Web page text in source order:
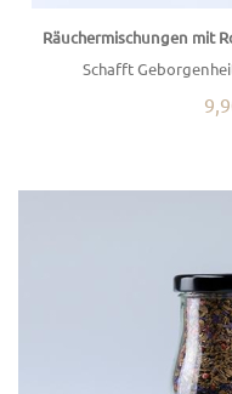
Räuchermischungen mit
Schafft